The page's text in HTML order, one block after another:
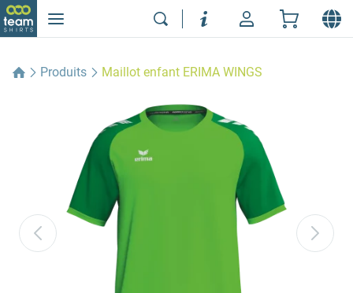
Produits Maillot enfant ERIMA WINGS